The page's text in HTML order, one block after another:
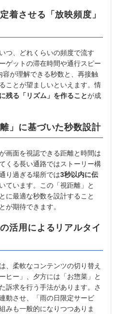
着させる「放映頻度」
つ、どれくらいの頻度で流す
ゲットの滞在時間や通行スピー
容が理解できる秒数と、再接触
ことが望ましいといえます。情
残る「リズム」を作ることが成
」に基づいた秒数設計
画面を視認できる距離と時間は
くる長い通路ではストーリー構
り過ぎる場所では3秒以内に伝
ています。この「視距離」と
に最適な秒数を設計すること
が期待できます。
活用によるリアルタイ
、柔軟なコンテンツの切り替え
ヒー」、夕方には「お惣菜」と
訴求を行う手法があります。さ
動させ、「雨の日限定サービ
みも一般的になりつつありま